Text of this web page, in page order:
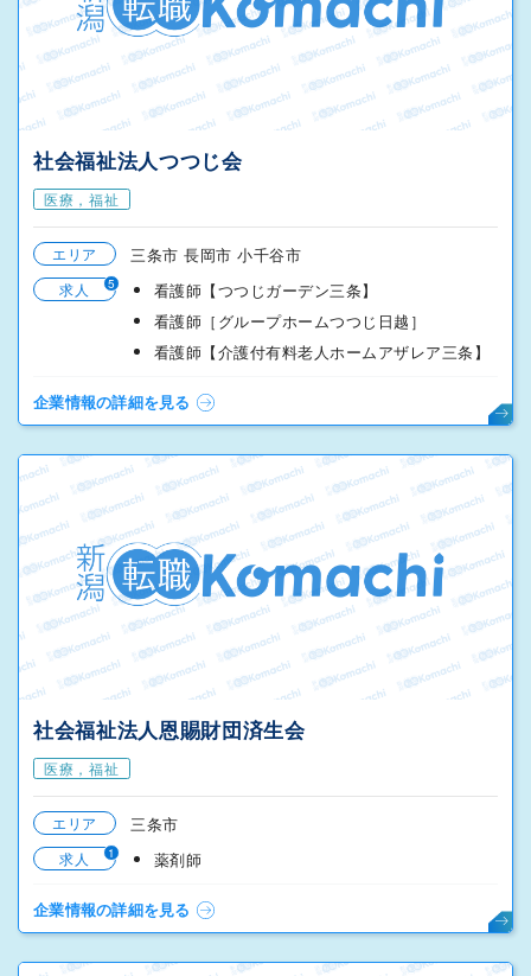
社会福祉法人つつじ会
医療，福祉
エリア 三条市 長岡市 小千谷市
求人 5
看護師【つつじガーデン三条】
看護師［グループホームつつじ日越］
看護師【介護付有料老人ホームアザレア三条】
企業情報の詳細を見る
社会福祉法人恩賜財団済生会
医療，福祉
エリア 三条市
求人 1 薬剤師
企業情報の詳細を見る